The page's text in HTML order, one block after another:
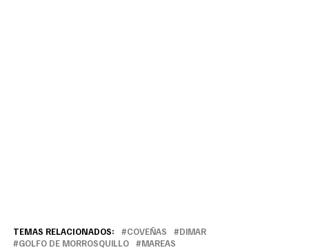
TEMAS RELACIONADOS: COVEÑAS
DIMAR
GOLFO DE MORROSQUILLO
MAREAS